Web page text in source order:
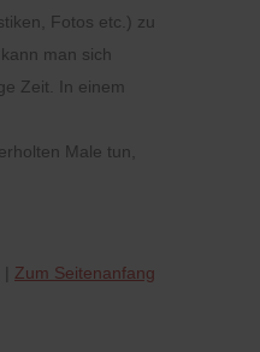
Fotos etc.) zu
man sich
Zeit. In einem
Male tun,
Zum Seitenanfang